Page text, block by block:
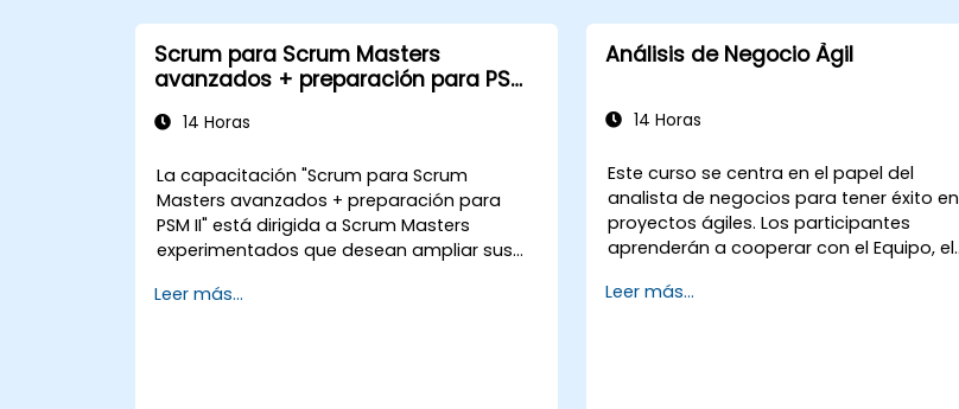
Scrum para Scrum Masters
avanzados + preparación para PSM
14 Horas
La capacitación "Scrum para Scrum
Masters avanzados + preparación para
PSM II" está dirigida a Scrum Masters
experimentados que desean ampliar sus
el funcionamiento de Scrum y consolidarse
Leer más...
Análisis de Negocio Àgil
14 Horas
Este curso se centra en el papel del
analista de negocios para tener éxito en
proyectos ágiles. Los participantes
aprenderán a cooperar con el Equipo, el
el Cliente para facilitar el proceso de
Leer más...